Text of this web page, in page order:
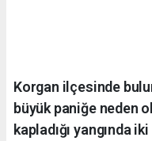
Korgan ilçesinde
büyük paniğe neden
kapladığı yangında